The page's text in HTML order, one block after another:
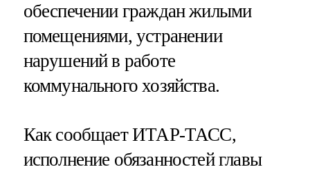
обеспечении граждан жилыми
помещениями, устранении
нарушений в работе
коммунального хозяйства.
Как сообщает ИТАР-ТАСС,
исполнение обязанностей главы